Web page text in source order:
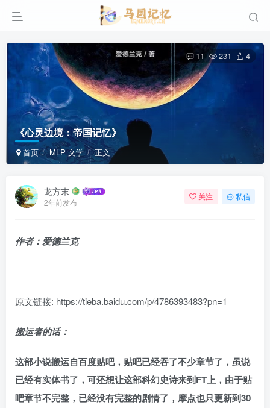
《心灵边境：帝国记忆》
首页 MLP 文学 正文
11 231 4
龙方末
2年前发布
关注 私信
作者：爱德兰克
原文链接: https://tieba.baidu.com/p/4786393483?pn=1
搬运者的话：
这部小说搬运自百度贴吧，贴吧已经吞了不少章节了，虽说
已经有实体书了，可还想让这部科幻史诗来到FT上，由于贴
吧章节不完整，已经没有完整的剧情了，摩点也只更新到30